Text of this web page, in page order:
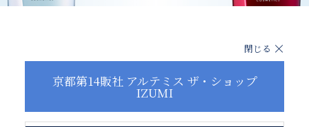
閉じる
京都第14販社 アルテミス ザ・ショップ
IZUMI